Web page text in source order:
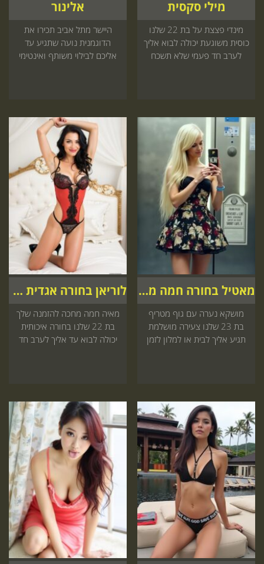
מילי סקסית
מינדי פצצת על בת 22 שלנו
כוסית משוגעת יכולה לבוא אליך
לערב חד פעמי שלא תשכח
אלינור
היישר מתל אביב תכירו את
הדוגמנית נועה שתגיע עד
אליכם לבילוי משותף ואינטימי
מאטיל בחורה חמה מחכה להזמנה שלך
מושקא נערה עם גוף מטריף
בת 23 שלנו צעירה מושלמת
תגיע אליך לבית או למלון לזמן
לוריאן בחורה אגדית אצלך
מאיה חמה מחכה להזמנה שלך
בת 22 שלנו בחורה איכותית
יכולה לבוא עד אליך לערב חד